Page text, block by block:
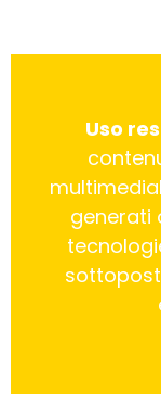
Uso
generati